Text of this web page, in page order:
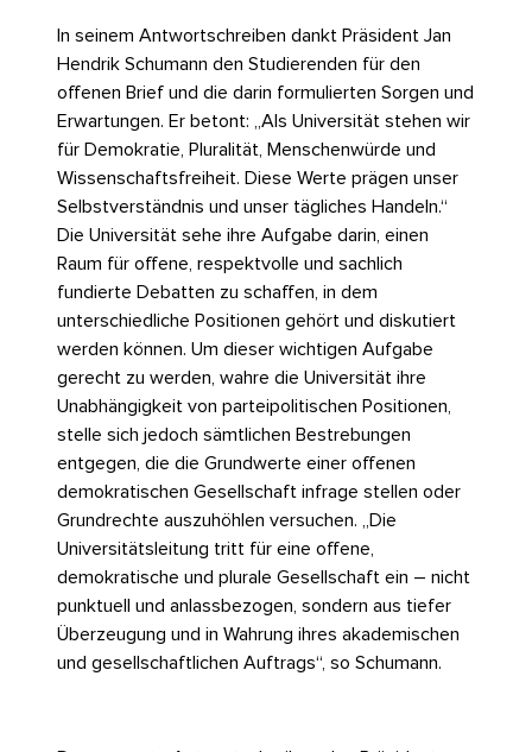
In seinem Antwortschreiben dankt Präsident Jan
Hendrik Schumann den Studierenden für den
offenen Brief und die darin formulierten Sorgen und
Erwartungen. Er betont: „Als Universität stehen wir
für Demokratie, Pluralität, Menschenwürde und
Wissenschaftsfreiheit. Diese Werte prägen unser
Selbstverständnis und unser tägliches Handeln.“
Die Universität sehe ihre Aufgabe darin, einen
Raum für offene, respektvolle und sachlich
fundierte Debatten zu schaffen, in dem
unterschiedliche Positionen gehört und diskutiert
werden können. Um dieser wichtigen Aufgabe
gerecht zu werden, wahre die Universität ihre
Unabhängigkeit von parteipolitischen Positionen,
stelle sich jedoch sämtlichen Bestrebungen
entgegen, die die Grundwerte einer offenen
demokratischen Gesellschaft infrage stellen oder
Grundrechte auszuhöhlen versuchen. „Die
Universitätsleitung tritt für eine offene,
demokratische und plurale Gesellschaft ein – nicht
punktuell und anlassbezogen, sondern aus tiefer
Überzeugung und in Wahrung ihres akademischen
und gesellschaftlichen Auftrags“, so Schumann.